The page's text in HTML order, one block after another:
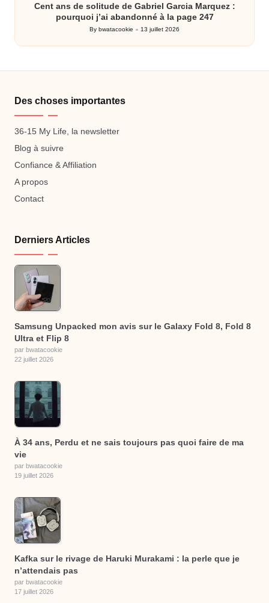
Cent ans de solitude de Gabriel Garcia Marquez :
pourquoi j’ai abandonné à la page 247
Posted
by
By bwatacookie 13 juillet 2026
Des choses importantes
36-15 My Life, la newsletter
Blog à suivre
Confiance & Affiliation
A propos
Contact
Derniers Articles
Samsung Unpacked mon avis sur le Galaxy Fold 8, Fold 8
Ultra et Flip 8
par bwatacookie
22 juillet 2026
À 34 ans, Perdu et ne sais toujours pas quoi faire de ma
vie
par bwatacookie
19 juillet 2026
Kafka sur le rivage de Haruki Murakami : la perle que je
n’attendais pas
par bwatacookie
17 juillet 2026